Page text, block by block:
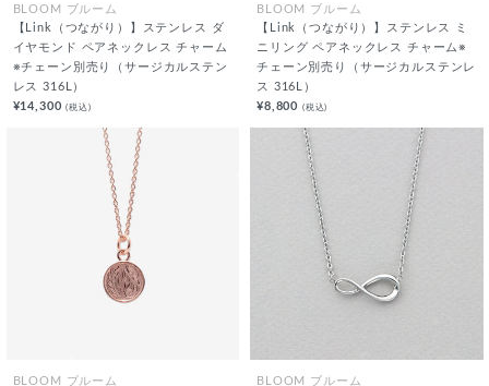
BLOOM ブルーム
【Link（つながり）】ステンレス ダ
イヤモンド ペアネックレス チャーム
※チェーン別売り（サージカルステン
レス 316L）
¥14,300(税込)
BLOOM ブルーム
【Link（つながり）】ステンレス ミ
ニリング ペアネックレス チャーム※
チェーン別売り（サージカルステンレ
ス 316L）
¥8,800 (税込)
BLOOM ブルーム BLOOM ブルーム